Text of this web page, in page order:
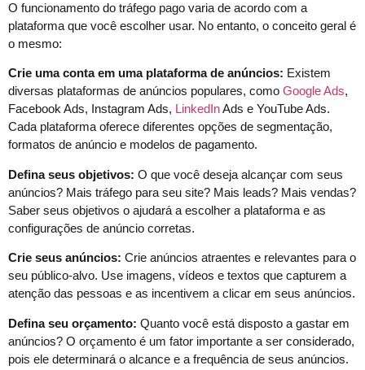
O funcionamento do tráfego pago varia de acordo com a
plataforma que você escolher usar. No entanto, o conceito geral é
o mesmo:
Crie uma conta em uma plataforma de anúncios: Existem
diversas plataformas de anúncios populares, como Google Ads,
Facebook Ads, Instagram Ads, LinkedInAds e YouTube Ads.
Cada plataforma oferece diferentes opções de segmentação,
formatos de anúncio e modelos de pagamento.
Defina seus objetivos: O que você deseja alcançar com seus
anúncios? Mais tráfego para seu site? Mais leads? Mais vendas?
Saber seus objetivos o ajudará a escolher a plataforma e as
configurações de anúncio corretas.
Crie seus anúncios: Crie anúncios atraentes e relevantes para o
seu público-alvo. Use imagens, vídeos e textos que capturem a
atenção das pessoas e as incentivem a clicar em seus anúncios.
Defina seu orçamento: Quanto você está disposto a gastar em
anúncios? O orçamento é um fator importante a ser considerado,
pois ele determinará o alcance e a frequência de seus anúncios.